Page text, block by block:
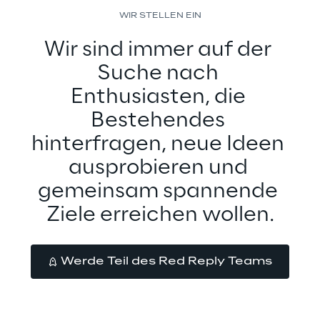
WIR STELLEN EIN
Wir sind immer auf der
Suche nach
Enthusiasten, die
Bestehendes
hinterfragen, neue Ideen
ausprobieren und
gemeinsam spannende
Ziele erreichen wollen.
Werde Teil des Red Reply Teams